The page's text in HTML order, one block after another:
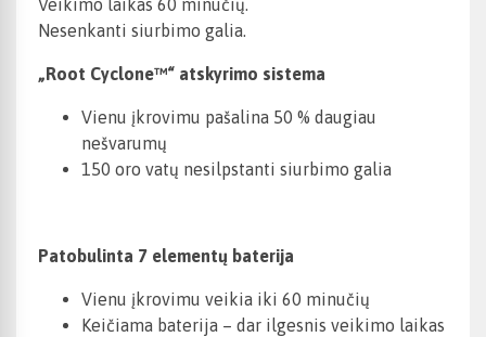
Veikimo laikas 60 minučių.
Nesenkanti siurbimo galia.
„Root Cyclone™“ atskyrimo sistema
Vienu įkrovimu pašalina 50 % daugiau
nešvarumų
150 oro vatų nesilpstanti siurbimo galia
Patobulinta 7 elementų baterija
Vienu įkrovimu veikia iki 60 minučių
Keičiama baterija – dar ilgesnis veikimo laikas